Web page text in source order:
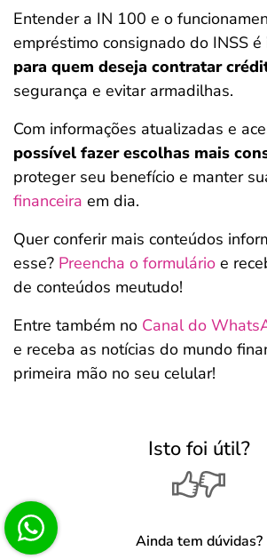
Entender a IN 100 e o
empréstimo consignado do INSS é
para quem deseja contratar
segurança e evitar armadilhas.
Com informações atualizadas e
possível fazer escolhas mais
proteger seu benefício e manter
financeira em dia.
Quer conferir mais conteúdos
esse? Preencha o formulário e
de conteúdos meutudo!
Entre também no Canal do
e receba as notícias do mundo
primeira mão no seu celular!
Isto foi útil?
Ainda tem dúvidas?